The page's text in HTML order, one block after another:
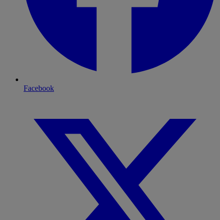
Facebook